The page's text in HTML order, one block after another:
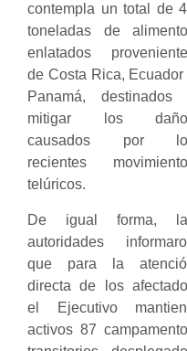
contempla un total de
toneladas de
enlatados
de Costa Rica, Ecuador
Panamá, destinados
mitigar los
causados por
recientes
telúricos.
De igual forma,
autoridades
que para la
directa de los
el Ejecutivo
activos 87